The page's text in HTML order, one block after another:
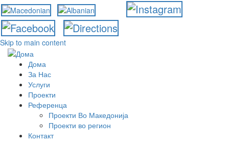
Skip to main content
Дома
За Нас
Услуги
Проекти
Референца
Проекти Во Македонија
Проекти во регион
Контакт